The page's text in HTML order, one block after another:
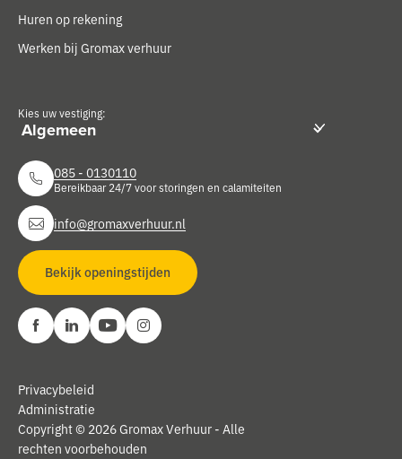
Huren op rekening
Werken bij Gromax verhuur
Kies uw vestiging:
085 - 0130110
Bereikbaar 24/7 voor storingen en calamiteiten
info@gromaxverhuur.nl
Bekijk openingstijden
Copyright © 2026 Gromax Verhuur - Alle
rechten voorbehouden
Privacybeleid
Administratie